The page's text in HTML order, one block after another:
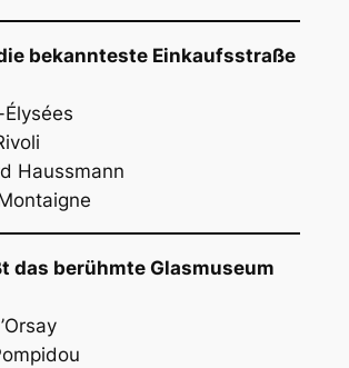
bekannteste Einkaufsstraße
Haussmann
das berühmte Glasmuseum